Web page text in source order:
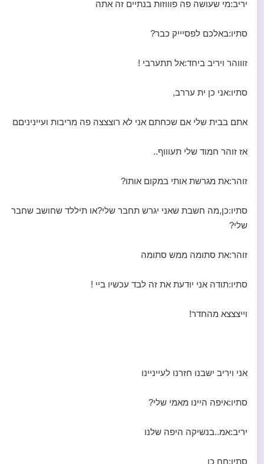
יריב:מי שעושה פה פוווזות בנתיים זה אתה
סתיו:באלכם לפסיייק כבר?
זוווהר ויריב ביחד:אל תתערבי !
סתיו:אני כן ית עררב,
אתם בבית שלי אם שכחתם אני לא רוצצצה פה מריבות ועייניניםם
אז זוהר חמוד שלי תעוווף..
זוהר:את מגרשת אותי במקום אותו?
סתיו:כן,מה חשבת שאני יגרש תחבר שלי?או תיללד שחושב שחבר
שלי?
זוהר:את סתומה ממש סתומה
סתיו:תודה אני יודעת את זה לבד עכשיו ביי !
וייצצצא מהחדר!
אני ויריב ישבנו חזרנו לעייניינו
סתיו:איפה היינו מאמי שלי?
יריב:אמ..בנשיקה היפה שלנו
סתיו:חח כן